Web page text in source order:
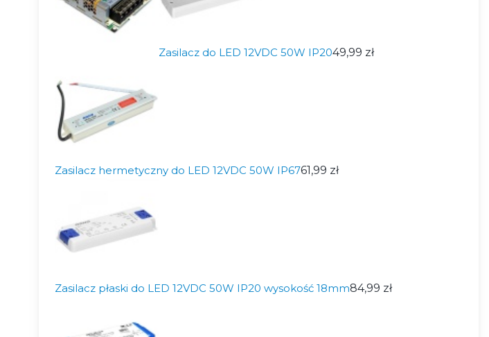
Zasilacz do LED 12VDC 50W IP2049,99 zł
Zasilacz hermetyczny do LED 12VDC 50W IP6761,99 zł
Zasilacz płaski do LED 12VDC 50W IP20 wysokość 18mm84,99 zł